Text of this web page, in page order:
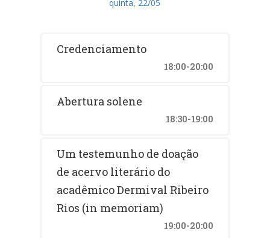
quinta, 22/05
Credenciamento
18:00-20:00
Abertura solene
18:30-19:00
Um testemunho de doação
de acervo literário do
acadêmico Dermival Ribeiro
Rios (in memoriam)
19:00-20:00